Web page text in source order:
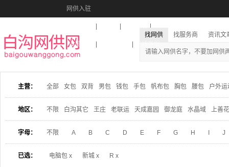
网供入驻
收藏本站
找网供 找服务商 资讯文
主营： 全部 女包 双背 男包 钱包 手包 帆布包 胸包 腰包 户外运
地区： 不限 白沟其它 王庄 老联运 天成嘉园 御龙庭 水晶域 上善
字母： 不限 A B C D E F G H J
已选： 电脑包 x 新城 x R x